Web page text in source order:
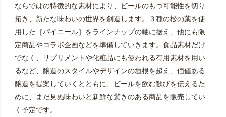
ならではの特徴的な素材により、ビールのもつ可能性を切り
拓き、新たな味わいの世界を創造します。３種の松の葉を使
用した［パイニール］をラインナップの軸に据え、他にも限
定商品やコラボ企画などを準備していきます。食品素材だけ
でなく、サプリメントや化粧品にも使われる有用素材を用い
るなど、醸造のスタイルやデザインの垣根を超え、価値ある
醸造を提案していくとともに、ビールを飲む歓びを伝えるた
めに、まだ見ぬ味わいと新鮮な驚きのある商品を販売してい
く予定です。